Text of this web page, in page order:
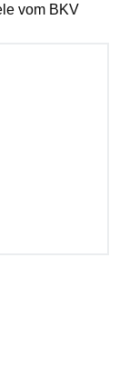
vom BKV